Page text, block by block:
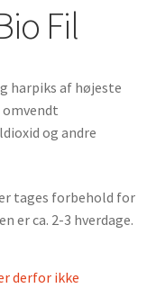
Fil
harpiks af højeste
og andre
tages forbehold for
er ca. 2-3 hverdage.
derfor ikke